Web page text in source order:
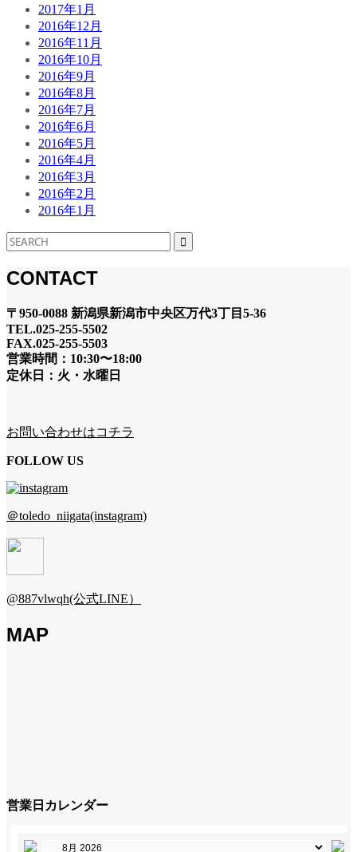
2017年1月
2016年12月
2016年11月
2016年10月
2016年9月
2016年8月
2016年7月
2016年6月
2016年5月
2016年4月
2016年3月
2016年2月
2016年1月
CONTACT
〒950-0088 新潟県新潟市中央区万代3丁目5-36
TEL.025-255-5502
FAX.025-255-5503
営業時間：10:30〜18:00
定休日：火・水曜日
お問い合わせはコチラ
FOLLOW US
＠toledo_niigata(instagram)
@887vlwqh(公式LINE）
MAP
営業日カレンダー